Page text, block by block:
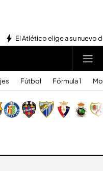
El Atlético elige a su nuevo
Fútbol Fórmula 1